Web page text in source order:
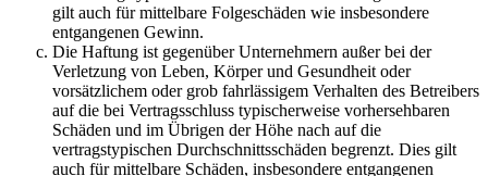
gilt auch für mittelbare Folgeschäden wie insbesondere
entgangenen Gewinn.
Die Haftung ist gegenüber Unternehmern außer bei der
Verletzung von Leben, Körper und Gesundheit oder
vorsätzlichem oder grob fahrlässigem Verhalten des Betreibers
auf die bei Vertragsschluss typischerweise vorhersehbaren
Schäden und im Übrigen der Höhe nach auf die
vertragstypischen Durchschnittsschäden begrenzt. Dies gilt
auch für mittelbare Schäden, insbesondere entgangenen